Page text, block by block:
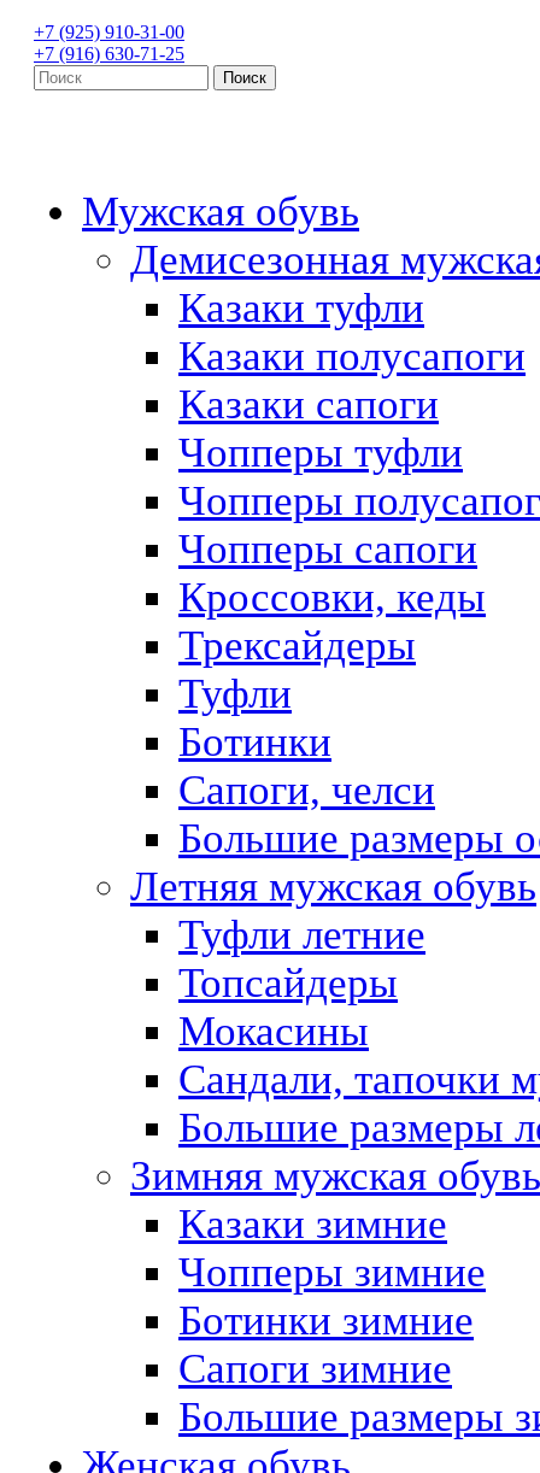
+7 (925) 910-31-00
+7 (916) 630-71-25
Мужская обувь
Демисезонная
Казаки туфли
Казаки полусапоги
Казаки сапоги
Чопперы туфли
Чопперы
Чопперы сапоги
Кроссовки, кеды
Трексайдеры
Туфли
Ботинки
Сапоги, челси
Большие размеры
Летняя мужская обувь
Туфли летние
Топсайдеры
Мокасины
Сандали, тапочки
Большие размеры
Зимняя мужская обувь
Казаки зимние
Чопперы зимние
Ботинки зимние
Сапоги зимние
Большие размеры